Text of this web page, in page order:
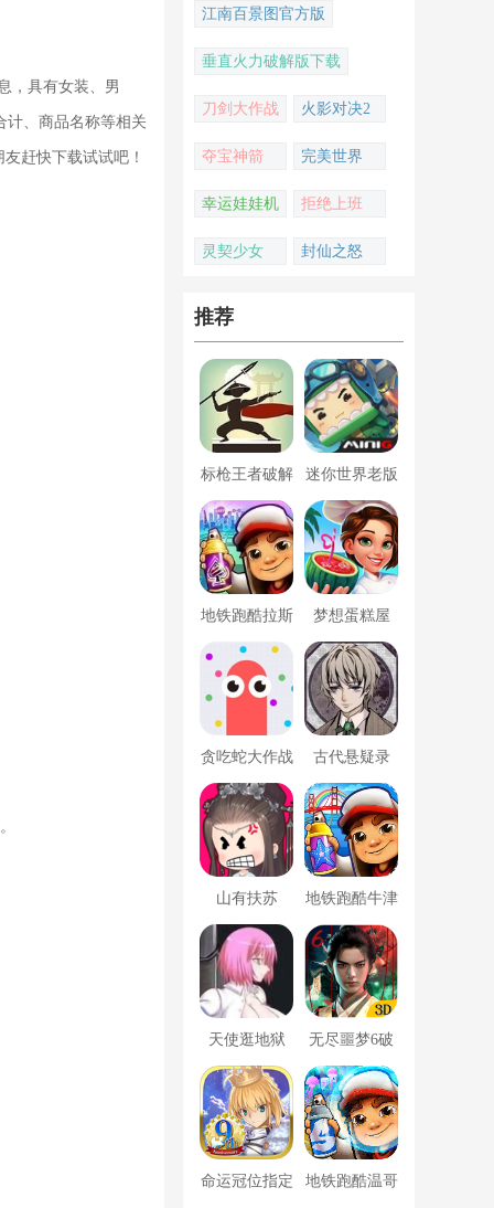
，具有女装、男
计、商品名称等相关
赶快下载试试吧！
江南百景图官方版
垂直火力破解版下载
刀剑大作战 火影对决2
夺宝神箭 完美世界
幸运娃娃机 拒绝上班
灵契少女 封仙之怒
推荐
标枪王者破解
版无限金币钻
石内置菜单
迷你世界老版
本下载
地铁跑酷拉斯
维加斯新触控
内置菜单版
梦想蛋糕屋
贪吃蛇大作战
破解版
古代悬疑录
山有扶苏 地铁跑酷牛津
版内置菜单
天使逛地狱 无尽噩梦6破
解版内置菜单
MOD修改器
命运冠位指定 地铁跑酷温哥